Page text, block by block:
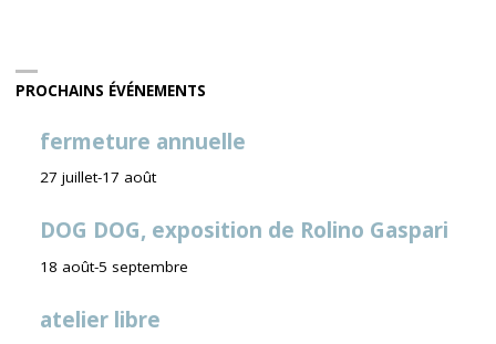
PROCHAINS ÉVÉNEMENTS
fermeture annuelle
27 juillet-17 août
DOG DOG, exposition de Rolino Gaspari
18 août-5 septembre
atelier libre